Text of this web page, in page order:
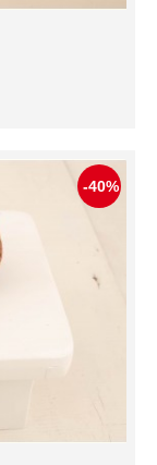
-40%